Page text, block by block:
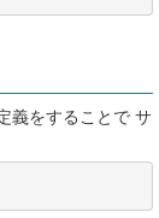
義をすることで サ